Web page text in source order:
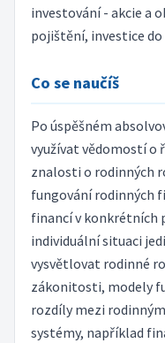
investování - akcie a
pojištění, investice do
Co se naučíš
Po úspěšném
využívat vědomostí o
znalosti o rodinných
fungování rodinných
financí v konkrétních
individuální situaci
vysvětlovat rodinné
zákonitosti, modely
rozdíly mezi
systémy, například